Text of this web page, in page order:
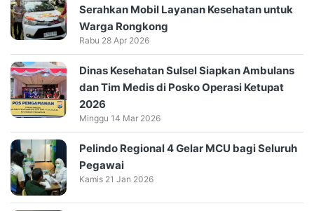
Serahkan Mobil Layanan Kesehatan untuk
Warga Rongkong
Rabu 28 Apr 2026
Dinas Kesehatan Sulsel Siapkan Ambulans
dan Tim Medis di Posko Operasi Ketupat
2026
Minggu 14 Mar 2026
Pelindo Regional 4 Gelar MCU bagi Seluruh
Pegawai
Kamis 21 Jan 2026